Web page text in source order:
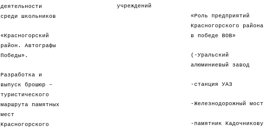
деятельности
среди школьников
«Красногорский
район. Автографы
Победы».
Разработка и
выпуск брошюр –
туристического
маршрута памятных
мест
Красногорского
учреждений
«Роль предприятий
Красногорского района
в победе ВОВ»
(-Уральский
алюминиевый завод
-станция УАЗ
-Железнодорожный мост
-памятник Кадочникову